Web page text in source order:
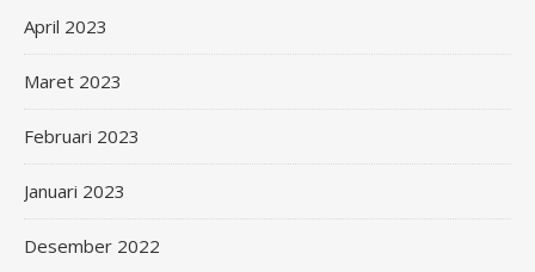
April 2023
Maret 2023
Februari 2023
Januari 2023
Desember 2022